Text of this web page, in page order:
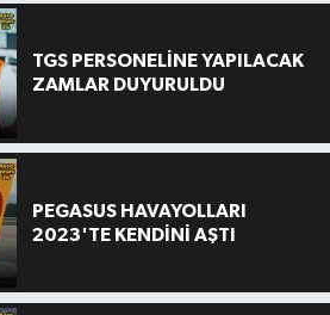
TGS PERSONELİNE YAPILACAK
ZAMLAR DUYURULDU
PEGASUS HAVAYOLLARI
2023'TE KENDİNİ AŞTI